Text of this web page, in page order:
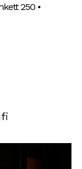
250 •